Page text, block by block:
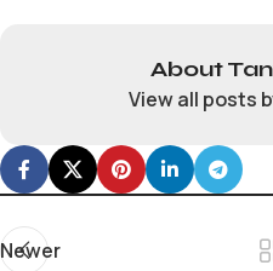
About
View all posts
Newer